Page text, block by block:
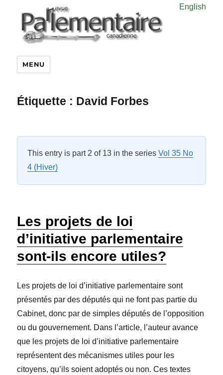
English
MENU
Étiquette : David Forbes
This entry is part 2 of 13 in the seriesVol 35 No
4 (Hiver)
Les projets de loi
d’initiative parlementaire
sont-ils encore utiles?
Les projets de loi d’initiative parlementaire sont
présentés par des députés qui ne font pas partie du
Cabinet, donc par de simples députés de l’opposition
ou du gouvernement. Dans l’article, l’auteur avance
que les projets de loi d’initiative parlementaire
représentent des mécanismes utiles pour les
citoyens, qu’ils soient adoptés ou non. Ces textes